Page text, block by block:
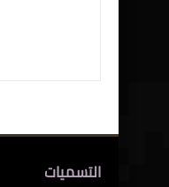
التسميات